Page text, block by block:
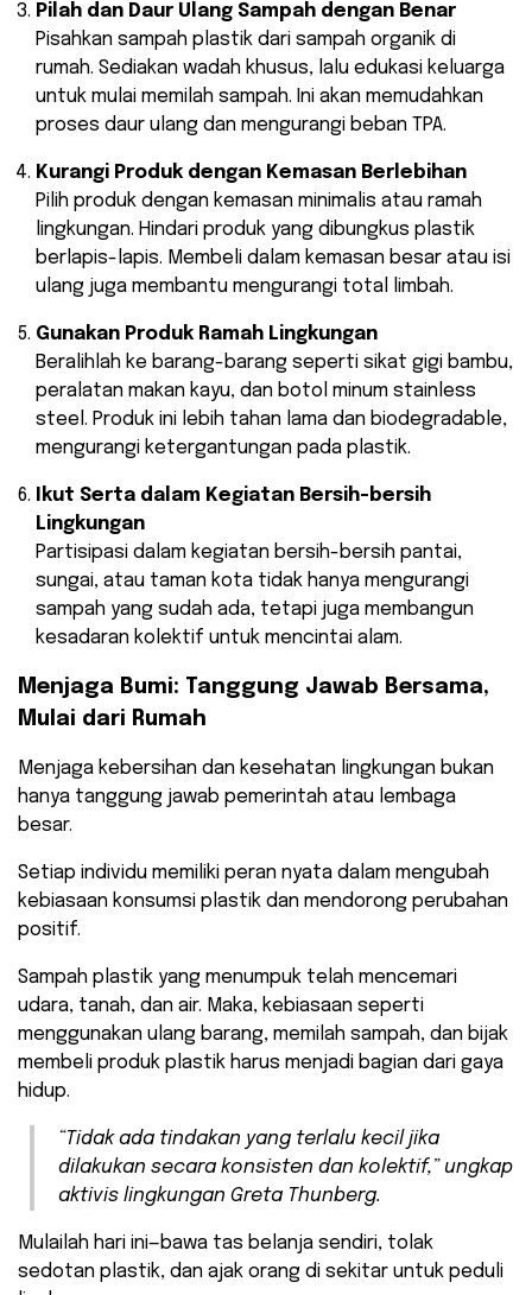
Pilah dan Daur Ulang Sampah dengan Benar
Pisahkan sampah plastik dari sampah organik di
rumah. Sediakan wadah khusus, lalu edukasi keluarga
untuk mulai memilah sampah. Ini akan memudahkan
proses daur ulang dan mengurangi beban TPA.
Kurangi Produk dengan Kemasan Berlebihan
Pilih produk dengan kemasan minimalis atau ramah
lingkungan. Hindari produk yang dibungkus plastik
berlapis-lapis. Membeli dalam kemasan besar atau isi
ulang juga membantu mengurangi total limbah.
Gunakan Produk Ramah Lingkungan
Beralihlah ke barang-barang seperti sikat gigi bambu,
peralatan makan kayu, dan botol minum stainless
steel. Produk ini lebih tahan lama dan biodegradable,
mengurangi ketergantungan pada plastik.
Ikut Serta dalam Kegiatan Bersih-bersih
Lingkungan
Partisipasi dalam kegiatan bersih-bersih pantai,
sungai, atau taman kota tidak hanya mengurangi
sampah yang sudah ada, tetapi juga membangun
kesadaran kolektif untuk mencintai alam.
Menjaga Bumi: Tanggung Jawab Bersama,
Mulai dari Rumah
Menjaga kebersihan dan kesehatan lingkungan bukan
hanya tanggung jawab pemerintah atau lembaga
besar.
Setiap individu memiliki peran nyata dalam mengubah
kebiasaan konsumsi plastik dan mendorong perubahan
positif.
Sampah plastik yang menumpuk telah mencemari
udara, tanah, dan air. Maka, kebiasaan seperti
menggunakan ulang barang, memilah sampah, dan bijak
membeli produk plastik harus menjadi bagian dari gaya
hidup.
“Tidak ada tindakan yang terlalu kecil jika
dilakukan secara konsisten dan kolektif,” ungkap
aktivis lingkungan Greta Thunberg.
Mulailah hari ini—bawa tas belanja sendiri, tolak
sedotan plastik, dan ajak orang di sekitar untuk peduli